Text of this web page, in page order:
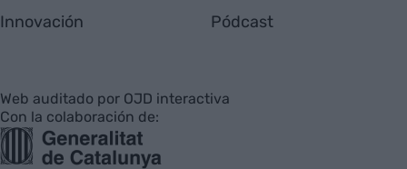
Innovación Pódcast
Web auditado por OJD interactiva
Con la colaboración de: